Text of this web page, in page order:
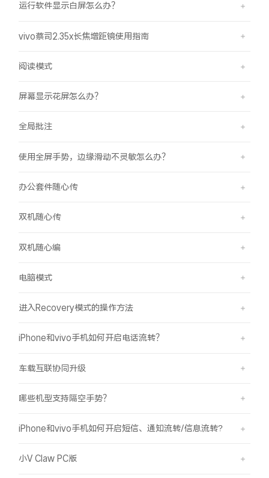
运行软件显示白屏怎么办？
vivo蔡司2.35x长焦增距镜使用指南
阅读模式
屏幕显示花屏怎么办？
全局批注
使用全屏手势，边缘滑动不灵敏怎么办？
办公套件随心传
双机随心传
双机随心编
电脑模式
进入Recovery模式的操作方法
iPhone和vivo手机如何开启电话流转？
车载互联协同升级
哪些机型支持隔空手势？
iPhone和vivo手机如何开启短信、通知流转/信息流转?
小V Claw PC版